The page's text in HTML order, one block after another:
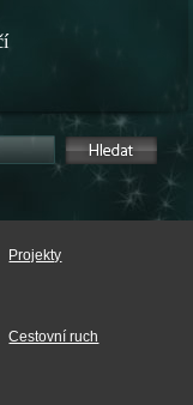
Projekty
Cestovní ruch